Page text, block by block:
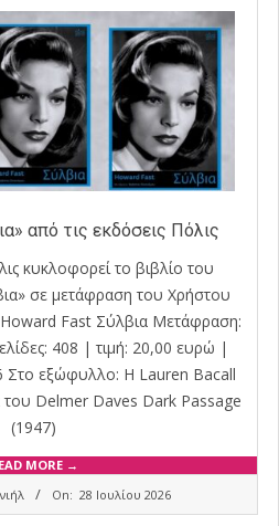
από τις εκδόσεις Πόλις
κυκλοφορεί το βιβλίο του
σε μετάφραση του Χρήστου
Fast Σύλβια Μετάφραση:
408 | τιμή: 20,00 ευρώ |
Στο εξώφυλλο: Η Lauren Bacall
του Delmer Daves Dark Passage
(1947)
MORE →
On: 28 Ιουλίου 2026